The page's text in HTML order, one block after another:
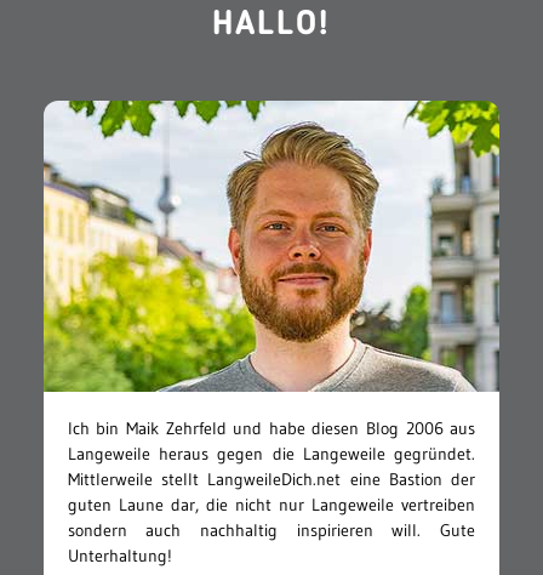
HALLO!
Ich bin Maik Zehrfeld und habe diesen Blog 2006 aus
Langeweile heraus gegen die Langeweile gegründet.
Mittlerweile stellt LangweileDich.net eine Bastion der
guten Laune dar, die nicht nur Langeweile vertreiben
sondern auch nachhaltig inspirieren will. Gute
Unterhaltung!